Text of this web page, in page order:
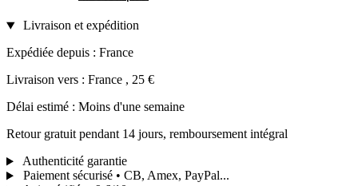
Livraison et expédition
Expédiée depuis : France
Livraison vers : France , 25 €
Délai estimé : Moins d'une semaine
Retour gratuit pendant 14 jours, remboursement intégral
Authenticité garantie
Paiement sécurisé • CB, Amex, PayPal...